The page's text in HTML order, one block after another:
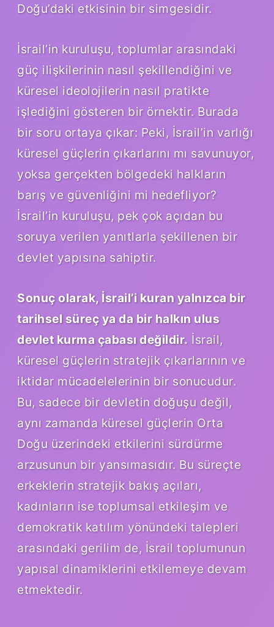
Doğu’daki etkisinin bir simgesidir.
İsrail’in kuruluşu, toplumlar arasındaki
güç ilişkilerinin nasıl şekillendiğini ve
küresel ideolojilerin nasıl pratikte
işlediğini gösteren bir örnektir. Burada
bir soru ortaya çıkar: Peki, İsrail’in varlığı
küresel güçlerin çıkarlarını mı savunuyor,
yoksa gerçekten bölgedeki halkların
barış ve güvenliğini mi hedefliyor?
İsrail’in kuruluşu, pek çok açıdan bu
soruya verilen yanıtlarla şekillenen bir
devlet yapısına sahiptir.
Sonuç olarak, İsrail’i kuran yalnızca bir
tarihsel süreç ya da bir halkın ulus
devlet kurma çabası değildir. İsrail,
küresel güçlerin stratejik çıkarlarının ve
iktidar mücadelelerinin bir sonucudur.
Bu, sadece bir devletin doğuşu değil,
aynı zamanda küresel güçlerin Orta
Doğu üzerindeki etkilerini sürdürme
arzusunun bir yansımasıdır. Bu süreçte
erkeklerin stratejik bakış açıları,
kadınların ise toplumsal etkileşim ve
demokratik katılım yönündeki talepleri
arasındaki gerilim de, İsrail toplumunun
yapısal dinamiklerini etkilemeye devam
etmektedir.